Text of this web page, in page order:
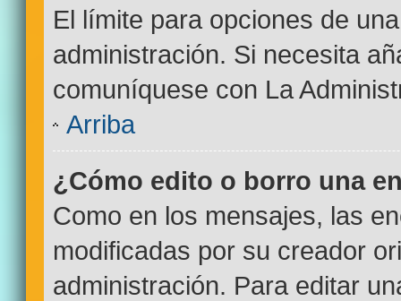
El límite para opciones de
administración. Si necesita
comuníquese con La
Arriba
¿Cómo edito o borro una
Como en los mensajes, las
modificadas por su creador
administración. Para editar